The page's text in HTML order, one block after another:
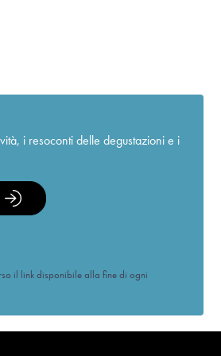
i resoconti delle degustazioni e i
il link disponibile alla fine di ogni